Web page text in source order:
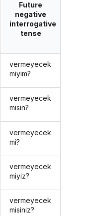
Future
negative
interrogative
tense
vermeyecek
miyim?
vermeyecek
misin?
vermeyecek
mi?
vermeyecek
miyiz?
vermeyecek
misiniz?